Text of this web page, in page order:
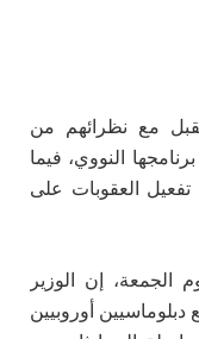
مع نظرائهم من
النووي، فيما
تفعيل العقوبات على
الجمعة، إن الوزير
أوروبيين